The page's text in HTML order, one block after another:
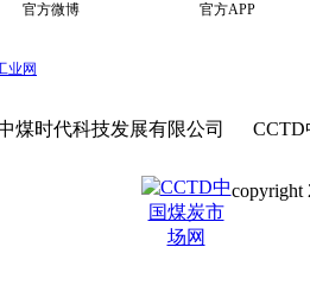
官方微博
官方APP
业网
煤时代科技发展有限公司
copyright